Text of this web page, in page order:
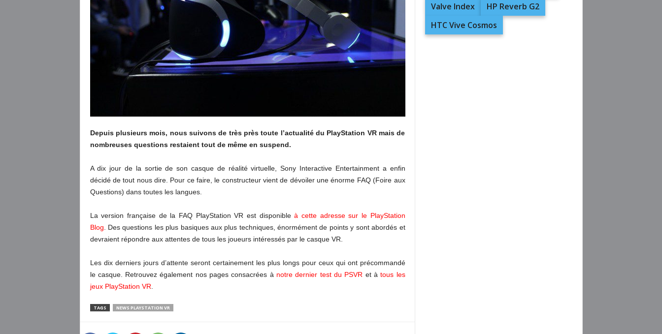
Depuis plusieurs mois, nous suivons de très près toute l’actualité du PlayStation VR mais de
nombreuses questions restaient tout de même en suspend.
A dix jour de la sortie de son casque de réalité virtuelle, Sony Interactive Entertainment a enfin
décidé de tout nous dire. Pour ce faire, le constructeur vient de dévoiler une énorme FAQ (Foire aux
Questions) dans toutes les langues.
La version française de la FAQ PlayStation VR est disponibleà cette adresse sur le PlayStation
Blog . Des questions les plus basiques aux plus techniques, énormément de points y sont abordés et
devraient répondre aux attentes de tous les joueurs intéressés par le casque VR.
Les dix derniers jours d’attente seront certainement les plus longs pour ceux qui ont précommandé
le casque. Retrouvez également nos pages consacrées à notre dernier test du PSVR et àtous les
jeux PlayStation VR
TAGS NEWS PLAYSTATION VR
Valve Index
HP Reverb G2
HTC Vive Cosmos